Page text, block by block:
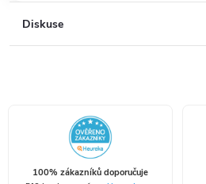
Diskuse
100% zákazníků doporučuje